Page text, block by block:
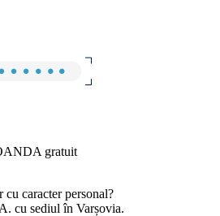
gratuit
cu caracter personal?
cu sediul în Varșovia.